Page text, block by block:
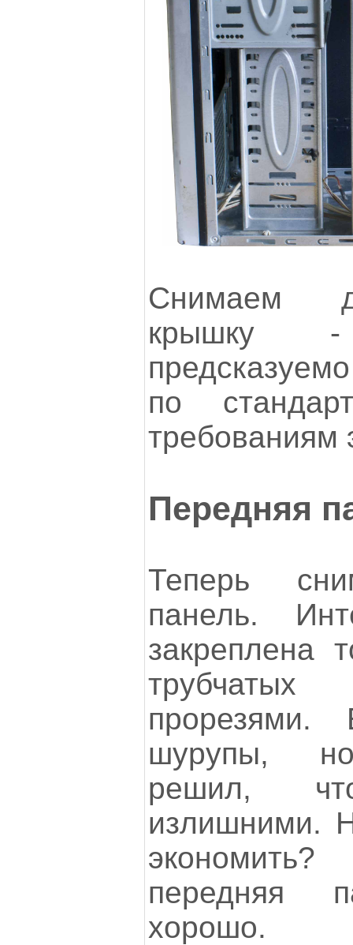
Снимаем
крышку
по
требованиям
Передняя
Теперь
панель.
закреплена
шурупы, но
решил,
излишними.
передняя
хорошо.